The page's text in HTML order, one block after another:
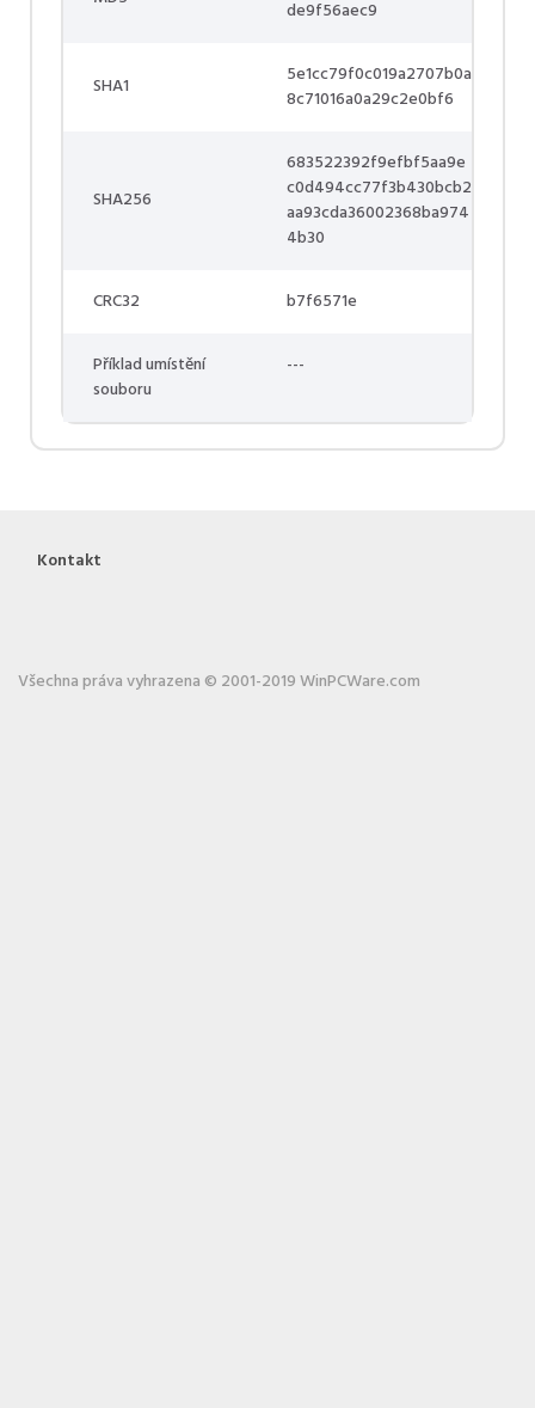
de9f56aec9
SHA1
5e1cc79f0c019a2707b0a
8c71016a0a29c2e0bf6
SHA256
683522392f9efbf5aa9e
c0d494cc77f3b430bcb2
aa93cda36002368ba974
4b30
CRC32 b7f6571e
Příklad umístění
souboru
---
Kontakt
Všechna práva vyhrazena © 2001-2019 WinPCWare.com